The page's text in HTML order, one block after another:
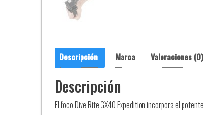
Descripción Marca Valoraciones (0)
Descripción
El foco Dive Rite GX40 Expedition incorpora el